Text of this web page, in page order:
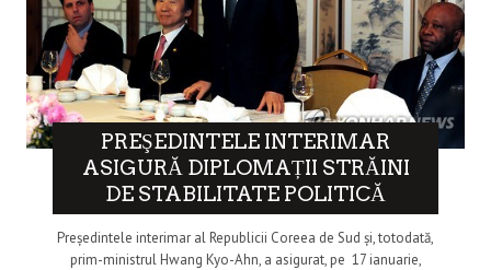
PREŞEDINTELE INTERIMAR
ASIGURĂ DIPLOMAȚII STRĂINI
DE STABILITATE POLITICĂ
Președintele interimar al Republicii Coreea de Sud și, totodată,
prim-ministrul Hwang Kyo-Ahn, a asigurat, pe 17 ianuarie,